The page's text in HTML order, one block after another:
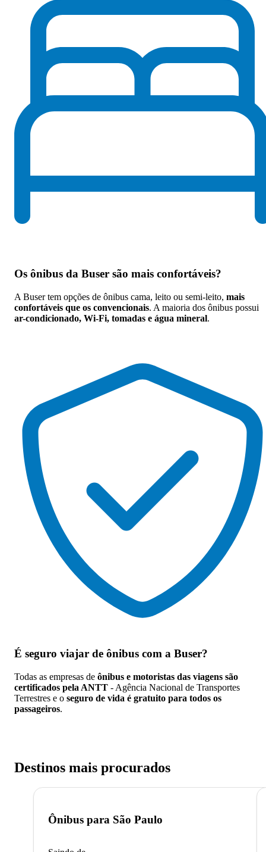
Os ônibus da Buser são mais confortáveis?
A Buser tem opções de ônibus cama, leito ou semi-leito, mais
confortáveis que os convencionais. A maioria dos ônibus possui
ar-condicionado, Wi-Fi, tomadas e água mineral.
É seguro viajar de ônibus com a Buser?
Todas as empresas de ônibus e motoristas das viagens são
certificados pela ANTT - Agência Nacional de Transportes
Terrestres e o seguro de vida é gratuito para todos os
passageiros.
Destinos mais procurados
Ônibus para São Paulo